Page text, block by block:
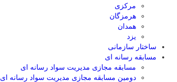
مرکزی
هرمزگان
همدان
یزد
ساختار سازمانی
مسابقه رسانه ای
مسابقه مجازی مدیریت سواد رسانه ای
دومین مسابقه مجازی مدیریت سواد رسانه ای